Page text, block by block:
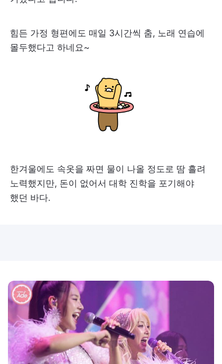
힘든 가정 형편에도 매일 3시간씩 춤, 노래 연습에
몰두했다고 하네요~
한겨울에도 속옷을 짜면 물이 나올 정도로 땀 흘려
노력했지만, 돈이 없어서 대학 진학을 포기해야
했던 바다.